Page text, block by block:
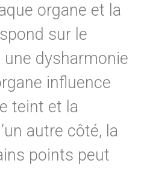
organe et la
sur le
une dysharmonie
influence
teint et la
autre côté, la
points peut